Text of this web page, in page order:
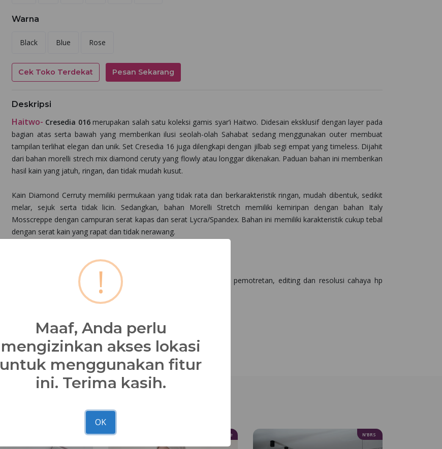
Warna
Black Blue Rose
Cek Toko Terdekat Pesan Sekarang
Deskripsi
Haitwo- Cresedia 016merupakan salah satu koleksi gamis syar’i Haitwo. Didesain eksklusif dengan layer pada
bagian atas serta bawah yang memberikan ilusi seolah-olah Sahabat sedang menggunakan outer membuat
tampilan terlihat elegan dan unik. Set Cresedia 16 juga dilengkapi dengan jilbab segi empat yang timeless. Dijahit
dari bahan morelli strech mix diamond ceruty yang flowly atau longgar dikenakan. Paduan bahan ini memberikan
hasil kain yang jatuh, ringan, dan tidak mudah kusut.
Kain Diamond Cerruty memiliki permukaan yang tidak rata dan berkarakteristik ringan, mudah dibentuk, sedikit
melar, sejuk serta tidak licin.
Sedangkan, bahan Morelli Stretch memiliki kemiripan dengan bahan Italy
Mosscreppe dengan campuran serat kapas dan serat Lycra/Spandex. Bahan ini memiliki karakteristik cukup tebal
dengan serat kain yang rapat dan tidak nerawang.
*Kesesuaian foto dan asli 90 - 100% dipengaruhi faktor cahaya pemotretan, editing dan resolusi cahaya hp
*Kesesuaian standard sizepack dengan asli 1-2cm
Bagikan
NBRS Footwear Youth Inspire N’BRS
!
Maaf, Anda perlu
mengizinkan akses lokasi
untuk menggunakan fitur
ini. Terima kasih.
OK